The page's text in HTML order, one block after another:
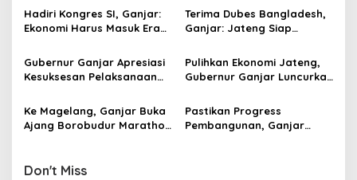
g
a
t
i
o
n
Tengah”
Bencana Semeru Jatim
Hadiri Kongres SI, Ganjar:
Ekonomi Harus Masuk Era
Masyarakatnya Level 5.0!
Terima Dubes Bangladesh,
Ganjar: Jateng Siap
Gubernur Ganjar Apresiasi
Kesuksesan Pelaksanaan
Pulihkan Ekonomi Jateng,
Gubernur Ganjar Luncurkan
Emak
Ke Magelang, Ganjar Buka
Ajang Borobudur Marathon
Pastikan Progress
Pembangunan, Ganjar
Don't Miss